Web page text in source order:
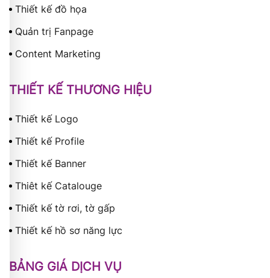
Thiết kế đồ họa
Quản trị Fanpage
Content Marketing
THIẾT KẾ THƯƠNG HIỆU
Thiết kế Logo
Thiết kế Profile
Thiết kế Banner
Thiêt kế Catalouge
Thiết kế tờ rơi, tờ gấp
Thiết kế hồ sơ năng lực
BẢNG GIÁ DỊCH VỤ